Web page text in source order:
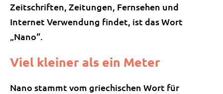
Zeitschriften, Zeitungen, Fernsehen und
Internet Verwendung findet, ist das Wort
„Nano“.
Viel kleiner als ein Meter
Nano stammt vom griechischen Wort für